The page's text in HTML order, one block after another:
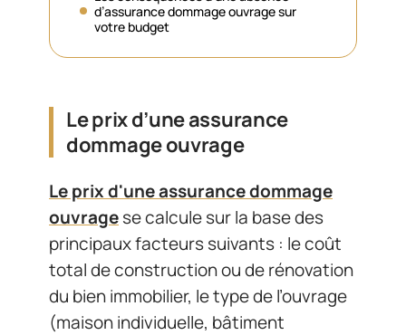
d’assurance dommage ouvrage sur
votre budget
Le prix d’une assurance
dommage ouvrage
Le prix d'une assurance dommage
ouvragese calcule sur la base des
principaux facteurs suivants : le coût
total de construction ou de rénovation
du bien immobilier, le type de l’ouvrage
(maison individuelle, bâtiment